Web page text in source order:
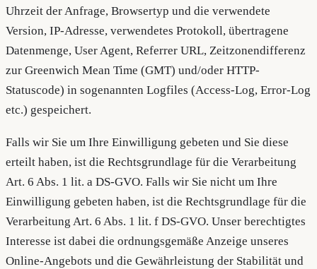
Uhrzeit der Anfrage, Browsertyp und die verwendete
Version, IP-Adresse, verwendetes Protokoll, übertragene
Datenmenge, User Agent, Referrer URL, Zeitzonendifferenz
zur Greenwich Mean Time (GMT) und/oder HTTP-
Statuscode) in sogenannten Logfiles (Access-Log, Error-Log
etc.) gespeichert.
Falls wir Sie um Ihre Einwilligung gebeten und Sie diese
erteilt haben, ist die Rechtsgrundlage für die Verarbeitung
Art. 6 Abs. 1 lit. a DS-GVO. Falls wir Sie nicht um Ihre
Einwilligung gebeten haben, ist die Rechtsgrundlage für die
Verarbeitung Art. 6 Abs. 1 lit. f DS-GVO. Unser berechtigtes
Interesse ist dabei die ordnungsgemäße Anzeige unseres
Online-Angebots und die Gewährleistung der Stabilität und